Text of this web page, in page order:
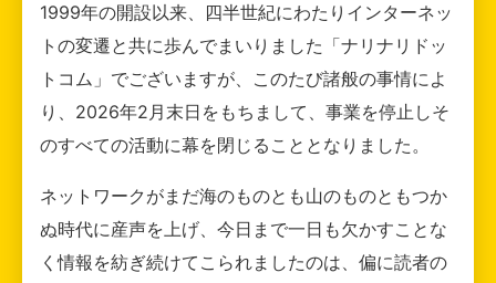
1999年の開設以来、四半世紀にわたりインターネッ
トの変遷と共に歩んでまいりました「ナリナリドッ
トコム」でございますが、このたび諸般の事情によ
り、2026年2月末日をもちまして、事業を停止しそ
のすべての活動に幕を閉じることとなりました。
ネットワークがまだ海のものとも山のものともつか
ぬ時代に産声を上げ、今日まで一日も欠かすことな
く情報を紡ぎ続けてこられましたのは、偏に読者の